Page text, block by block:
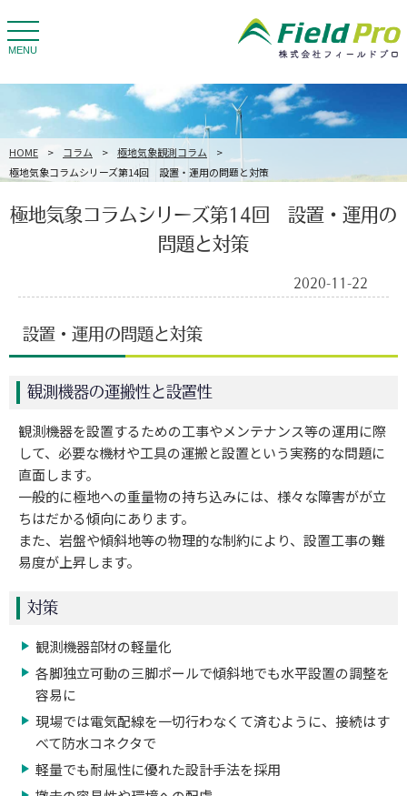
toggle
navigation
MENU
HOME > コラム > 極地気象観測コラム
>
極地気象コラムシリーズ第14回 設置・運用の問題と対策
極地気象コラムシリーズ第14回 設置・運用の
問題と対策
2020-11-22
設置・運用の問題と対策
観測機器の運搬性と設置性
観測機器を設置するための工事やメンテナンス等の運用に際
して、必要な機材や工具の運搬と設置という実務的な問題に
直面します。
一般的に極地への重量物の持ち込みには、様々な障害がが立
ちはだかる傾向にあります。
また、岩盤や傾斜地等の物理的な制約により、設置工事の難
易度が上昇します。
対策
観測機器部材の軽量化
各脚独立可動の三脚ポールで傾斜地でも水平設置の調整を
容易に
現場では電気配線を一切行わなくて済むように、接続はす
べて防水コネクタで
軽量でも耐風性に優れた設計手法を採用